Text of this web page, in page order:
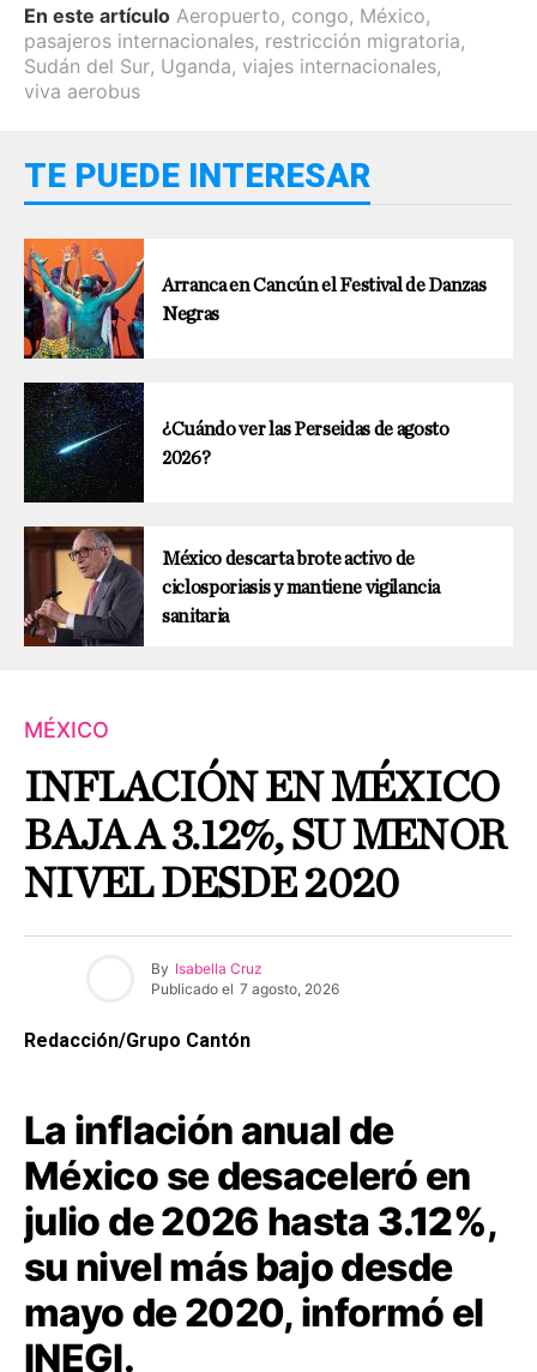
En este artículo Aeropuerto, congo, México,
pasajeros internacionales, restricción migratoria,
Sudán del Sur, Uganda, viajes internacionales,
viva aerobus
TE PUEDE INTERESAR
Arranca en Cancún el Festival de Danzas
Negras
¿Cuándo ver las Perseidas de agosto
2026?
México descarta brote activo de
ciclosporiasis y mantiene vigilancia
sanitaria
MÉXICO
INFLACIÓN EN MÉXICO
BAJA A 3.12%, SU MENOR
NIVEL DESDE 2020
By Isabella Cruz
Publicado el 7 agosto, 2026
Redacción/Grupo Cantón
La inflación anual de
México se desaceleró en
julio de 2026 hasta 3.12%,
su nivel más bajo desde
mayo de 2020, informó el
INEGI.